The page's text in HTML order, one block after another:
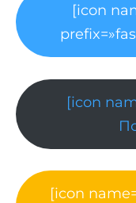
[icon
[icon
[icon